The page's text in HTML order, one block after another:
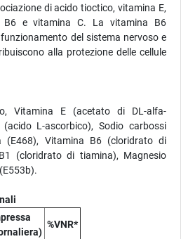
di acido tioctico, vitamina E,
B6 e vitamina C. La vitamina B6
del sistema nervoso e
alla protezione delle cellule
Vitamina E (acetato di DL-alfa-
L-ascorbico), Sodio carbossi
(E468), Vitamina B6 (cloridrato di
(cloridrato di tiamina), Magnesio
%VNR*